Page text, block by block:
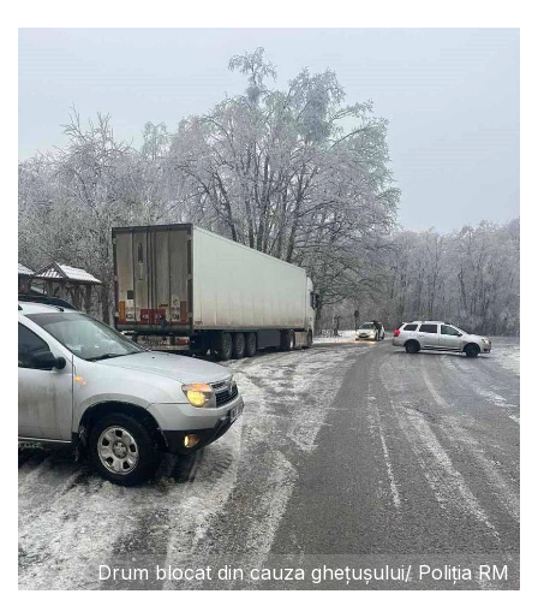
Drum blocat din cauza ghețușului/ Poliția RM